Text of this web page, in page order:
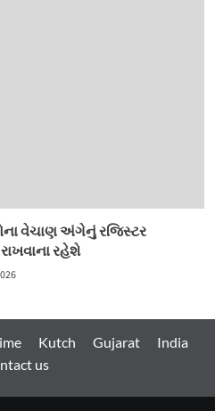
વેચાણ અંગેનું રજિસ્ટર
રહેશે
Kutch Gujarat
India
us